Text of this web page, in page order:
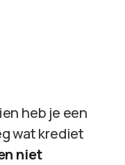
heb je een
wat krediet
niet